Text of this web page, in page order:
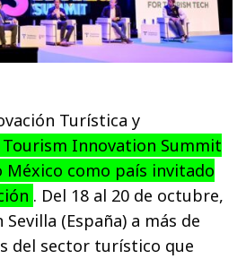
Turística y
Tourism Innovation Summit
México como país invitado
. Del 18 al 20 de octubre,
(España) a más de
del sector turístico que